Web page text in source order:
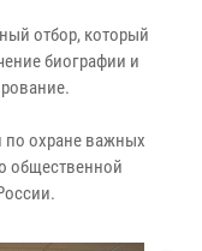
отбор, который
биографии и
по охране важных
общественной